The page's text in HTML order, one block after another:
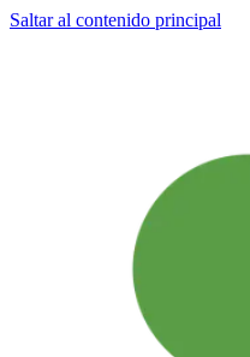
Saltar al contenido principal